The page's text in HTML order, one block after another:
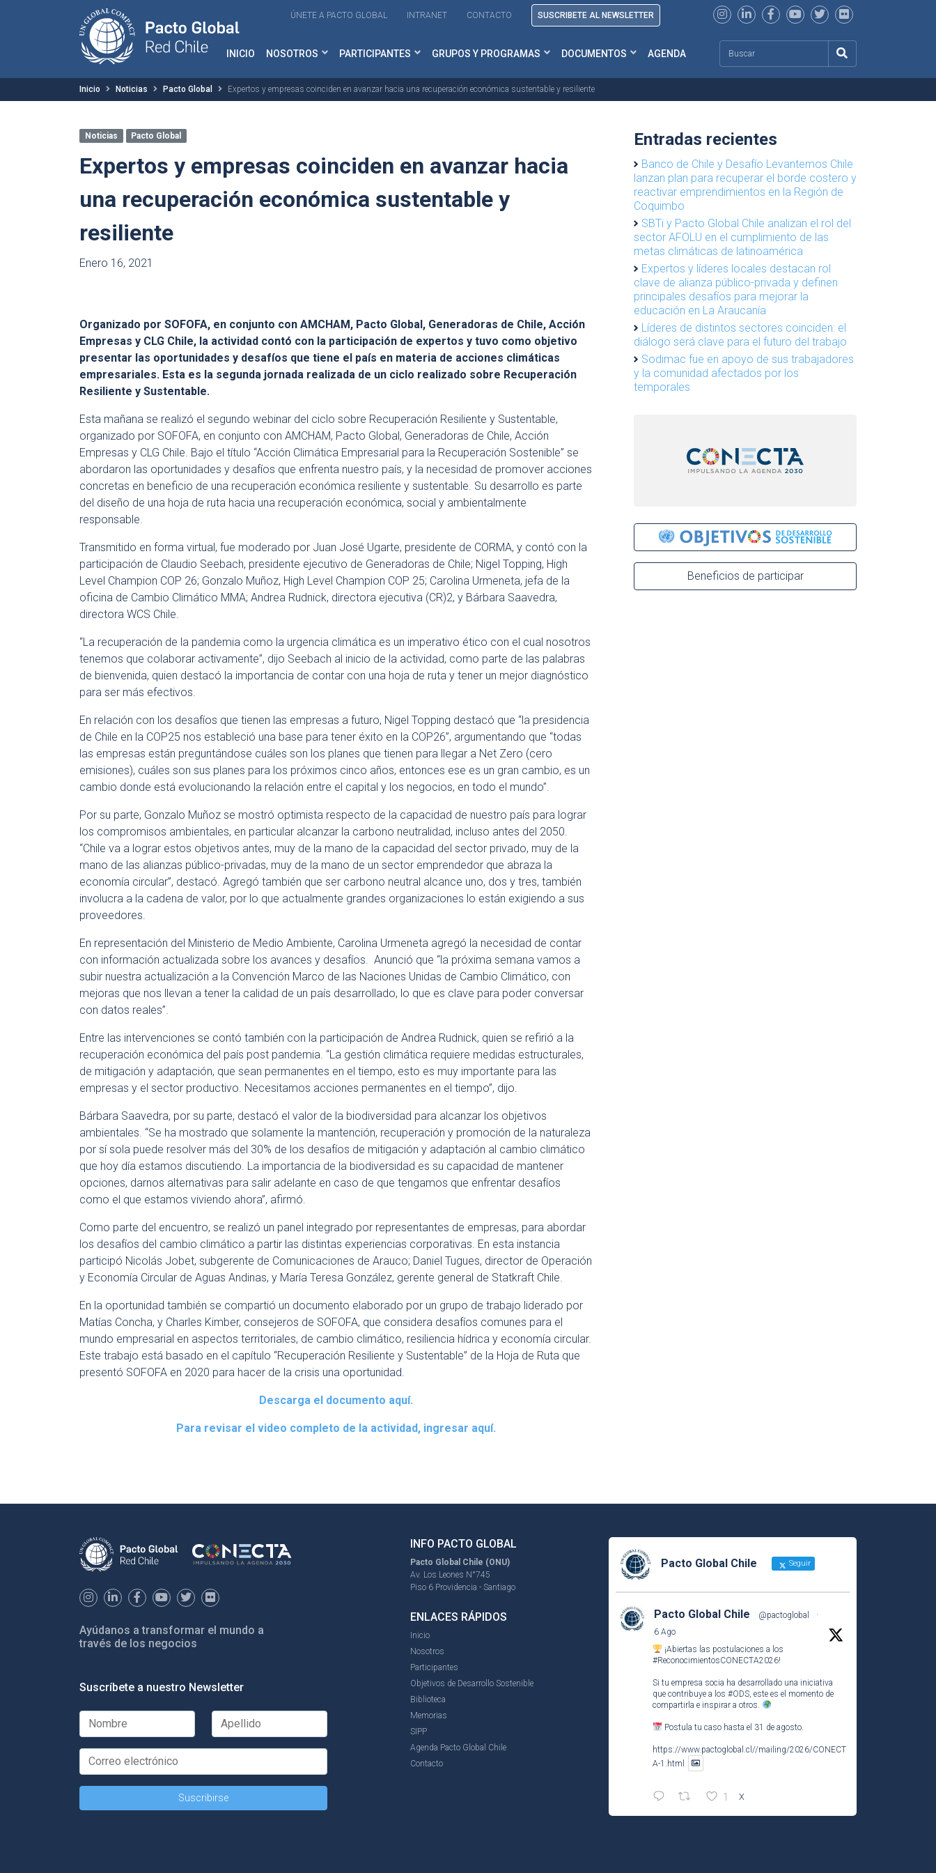
ÚNETE A PACTO GLOBAL INTRANET CONTACTO SUSCRIBETE AL NEWSLETTER
INICIO NOSOTROS PARTICIPANTES GRUPOS Y PROGRAMAS DOCUMENTOS AGENDA
Inicio Noticias Pacto Global Expertos y empresas coinciden en avanzar hacia una recuperación económica sustentable y resiliente
Noticias Pacto Global
Expertos y empresas coinciden en avanzar hacia
una recuperación económica sustentable y
resiliente
Enero 16, 2021
Organizado por SOFOFA, en conjunto con AMCHAM, Pacto Global, Generadoras de Chile, Acción
Empresas y CLG Chile, la actividad contó con la participación de expertos y tuvo como objetivo
presentar las oportunidades y desafíos que tiene el país en materia de acciones climáticas
empresariales. Esta es la segunda jornada realizada de un ciclo realizado sobre Recuperación
Resiliente y Sustentable.
Esta mañana se realizó el segundo webinar del ciclo sobre Recuperación Resiliente y Sustentable,
organizado por SOFOFA, en conjunto con AMCHAM, Pacto Global, Generadoras de Chile, Acción
Empresas y CLG Chile. Bajo el título “Acción Climática Empresarial para la Recuperación Sostenible” se
abordaron las oportunidades y desafíos que enfrenta nuestro país, y la necesidad de promover acciones
concretas en beneficio de una recuperación económica resiliente y sustentable. Su desarrollo es parte
del diseño de una hoja de ruta hacia una recuperación económica, social y ambientalmente
responsable.
Transmitido en forma virtual, fue moderado por Juan José Ugarte, presidente de CORMA, y contó con la
participación de Claudio Seebach, presidente ejecutivo de Generadoras de Chile; Nigel Topping, High
Level Champion COP 26; Gonzalo Muñoz, High Level Champion COP 25; Carolina Urmeneta, jefa de la
oficina de Cambio Climático MMA; Andrea Rudnick, directora ejecutiva (CR)2, y Bárbara Saavedra,
directora WCS Chile.
“La recuperación de la pandemia como la urgencia climática es un imperativo ético con el cual nosotros
tenemos que colaborar activamente”, dijo Seebach al inicio de la actividad, como parte de las palabras
de bienvenida, quien destacó la importancia de contar con una hoja de ruta y tener un mejor diagnóstico
para ser más efectivos.
En relación con los desafíos que tienen las empresas a futuro, Nigel Topping destacó que “la presidencia
de Chile en la COP25 nos estableció una base para tener éxito en la COP26”, argumentando que “todas
las empresas están preguntándose cuáles son los planes que tienen para llegar a Net Zero (cero
emisiones), cuáles son sus planes para los próximos cinco años, entonces ese es un gran cambio, es un
cambio donde está evolucionando la relación entre el capital y los negocios, en todo el mundo”.
Por su parte, Gonzalo Muñoz se mostró optimista respecto de la capacidad de nuestro país para lograr
los compromisos ambientales, en particular alcanzar la carbono neutralidad, incluso antes del 2050.
“Chile va a lograr estos objetivos antes, muy de la mano de la capacidad del sector privado, muy de la
mano de las alianzas público-privadas, muy de la mano de un sector emprendedor que abraza la
economía circular”, destacó. Agregó también que ser carbono neutral alcance uno, dos y tres, también
involucra a la cadena de valor, por lo que actualmente grandes organizaciones lo están exigiendo a sus
proveedores.
En representación del Ministerio de Medio Ambiente, Carolina Urmeneta agregó la necesidad de contar
con información actualizada sobre los avances y desafíos. Anunció que “la próxima semana vamos a
subir nuestra actualización a la Convención Marco de las Naciones Unidas de Cambio Climático, con
mejoras que nos llevan a tener la calidad de un país desarrollado, lo que es clave para poder conversar
con datos reales”.
Entre las intervenciones se contó también con la participación de Andrea Rudnick, quien se refirió a la
recuperación económica del país post pandemia. “La gestión climática requiere medidas estructurales,
de mitigación y adaptación, que sean permanentes en el tiempo, esto es muy importante para las
empresas y el sector productivo. Necesitamos acciones permanentes en el tiempo”, dijo.
Bárbara Saavedra, por su parte, destacó el valor de la biodiversidad para alcanzar los objetivos
ambientales. “Se ha mostrado que solamente la mantención, recuperación y promoción de la naturaleza
por sí sola puede resolver más del 30% de los desafíos de mitigación y adaptación al cambio climático
que hoy día estamos discutiendo. La importancia de la biodiversidad es su capacidad de mantener
opciones, darnos alternativas para salir adelante en caso de que tengamos que enfrentar desafíos
como el que estamos viviendo ahora”, afirmó.
Como parte del encuentro, se realizó un panel integrado por representantes de empresas, para abordar
los desafíos del cambio climático a partir las distintas experiencias corporativas. En esta instancia
participó Nicolás Jobet, subgerente de Comunicaciones de Arauco; Daniel Tugues, director de Operación
y Economía Circular de Aguas Andinas, y María Teresa González, gerente general de Statkraft Chile.
En la oportunidad también se compartió un documento elaborado por un grupo de trabajo liderado por
Matías Concha, y Charles Kimber, consejeros de SOFOFA, que considera desafíos comunes para el
mundo empresarial en aspectos territoriales, de cambio climático, resiliencia hídrica y economía circular.
Este trabajo está basado en el capítulo “Recuperación Resiliente y Sustentable” de la Hoja de Ruta que
presentó SOFOFA en 2020 para hacer de la crisis una oportunidad.
Descarga el documento aquí.
Para revisar el video completo de la actividad, ingresar aquí.
Entradas recientes
Banco de Chile y Desafío Levantemos Chile
lanzan plan para recuperar el borde costero y
reactivar emprendimientos en la Región de
Coquimbo
SBTi y Pacto Global Chile analizan el rol del
sector AFOLU en el cumplimiento de las
metas climáticas de latinoamérica
Expertos y líderes locales destacan rol
clave de alianza público-privada y definen
principales desafíos para mejorar la
educación en La Araucanía
Líderes de distintos sectores coinciden: el
diálogo será clave para el futuro del trabajo
Sodimac fue en apoyo de sus trabajadores
y la comunidad afectados por los
temporales
Beneficios de participar
Ayúdanos a transformar el mundo a
través de los negocios
Suscríbete a nuestro Newsletter
INFO PACTO GLOBAL
Pacto Global Chile (ONU)
Av. Los Leones N°745
Piso 6 Providencia - Santiago
ENLACES RÁPIDOS
Inicio
Nosotros
Participantes
Objetivos de Desarrollo Sostenible
Biblioteca
Memorias
SIPP
Agenda Pacto Global Chile
Contacto
Pacto Global Chile Seguir
Pacto Global Chile @pactoglobal
·
6 Ago
¡Abiertas las postulaciones a los
#ReconocimientosCONECTA2026!
Si tu empresa socia ha desarrollado una iniciativa
que contribuye a los #ODS, este es el momento de
compartirla e inspirar a otros.
Postula tu caso hasta el 31 de agosto.
https://www.pactoglobal.cl//mailing/2026/CONECT
A-1.html
1 X